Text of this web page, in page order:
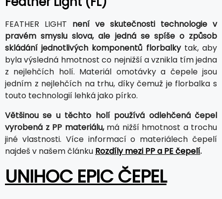
FEATHER LIGHT není ve skutečnosti technologie v
pravém smyslu slova, ale jedná se spíše o způsob
skládání jednotlivých komponentů florbalkytak, aby
byla výsledná hmotnost co nejnižší a vznikla tím jedna
z nejlehčích holí. Materiál omotávky a čepele jsou
jedním z nejlehčích na trhu, díky čemuž je florbalka s
touto technologií lehká jako pírko.
Většinou se u těchto holí používá odlehčená čepel
vyrobená z PP materiálu,má nižší hmotnost a trochu
jiné vlastnosti. Více informací o materiálech čepelí
najdeš v našem článku Rozdíly mezi PP a PE čepelí.
UNIHOC EPIC ČEPEL